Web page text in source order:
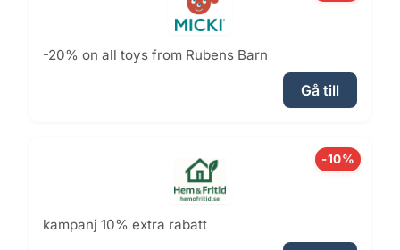
-20% on all toys from Rubens Barn
Gå till
-10%
kampanj 10% extra rabatt